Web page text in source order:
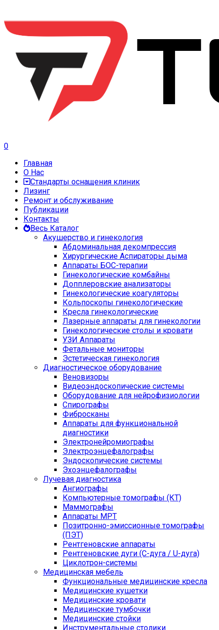
0
Главная
О Нас
Стандарты оснащения клиник
Лизинг
Ремонт и обслуживание
Публикации
Контакты
Весь Каталог
Акушерство и гинекология
Абдоминальная декомпрессия
Хирургические Аспираторы дыма
Аппараты БОС-терапии
Гинекологические комбайны
Допплеровские анализаторы
Гинекологические коагуляторы
Кольпоскопы гинекологические
Кресла гинекологические
Лазерные аппараты для гинекологии
Гинекологические столы и кровати
УЗИ Аппараты
Фетальные мониторы
Эстетическая гинекология
Диагностическое оборудование
Веновизоры
Видеоэндоскопические системы
Оборудование для нейрофизиологии
Спирографы
Фибросканы
Аппараты для функциональной
диагностики
Электронейромиографы
Электроэнцефалографы
Эндоскопические системы
Эхоэнцефалографы
Лучевая диагностика
Ангиографы
Компьютерные томографы (КТ)
Маммографы
Аппараты МРТ
Позитронно-эмиссионные томографы
(ПЭТ)
Рентгеновские аппараты
Рентгеновские дуги (С-дуга / U-дуга)
Циклотрон-системы
Медицинская мебель
Функциональные медицинские кресла
Медицинские кушетки
Медицинские кровати
Медицинские тумбочки
Медицинские стойки
Инструментальные столики